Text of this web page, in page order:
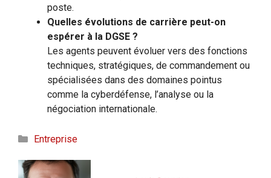
poste.
Quelles évolutions de carrière peut-on
espérer à la DGSE ?
Les agents peuvent évoluer vers des fonctions
techniques, stratégiques, de commandement ou
spécialisées dans des domaines pointus
comme la cyberdéfense, l’analyse ou la
négociation internationale.
Catégories
Entreprise